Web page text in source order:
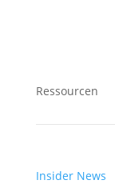
Ressourcen
Insider News